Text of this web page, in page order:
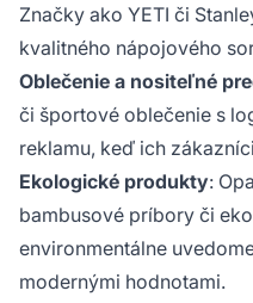
Značky ako YETI či
kvalitného nápojového
Oblečenie a nositeľné
či športové oblečenie s
reklamu, keď ich
Ekologické produkty:
bambusové príbory či
environmentálne
modernými hodnotami.